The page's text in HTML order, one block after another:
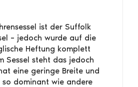
ist der Suffolk
– jedoch wurde auf die
Heftung komplett
Sessel steht das jedoch
eine geringe Breite und
dominant wie andere